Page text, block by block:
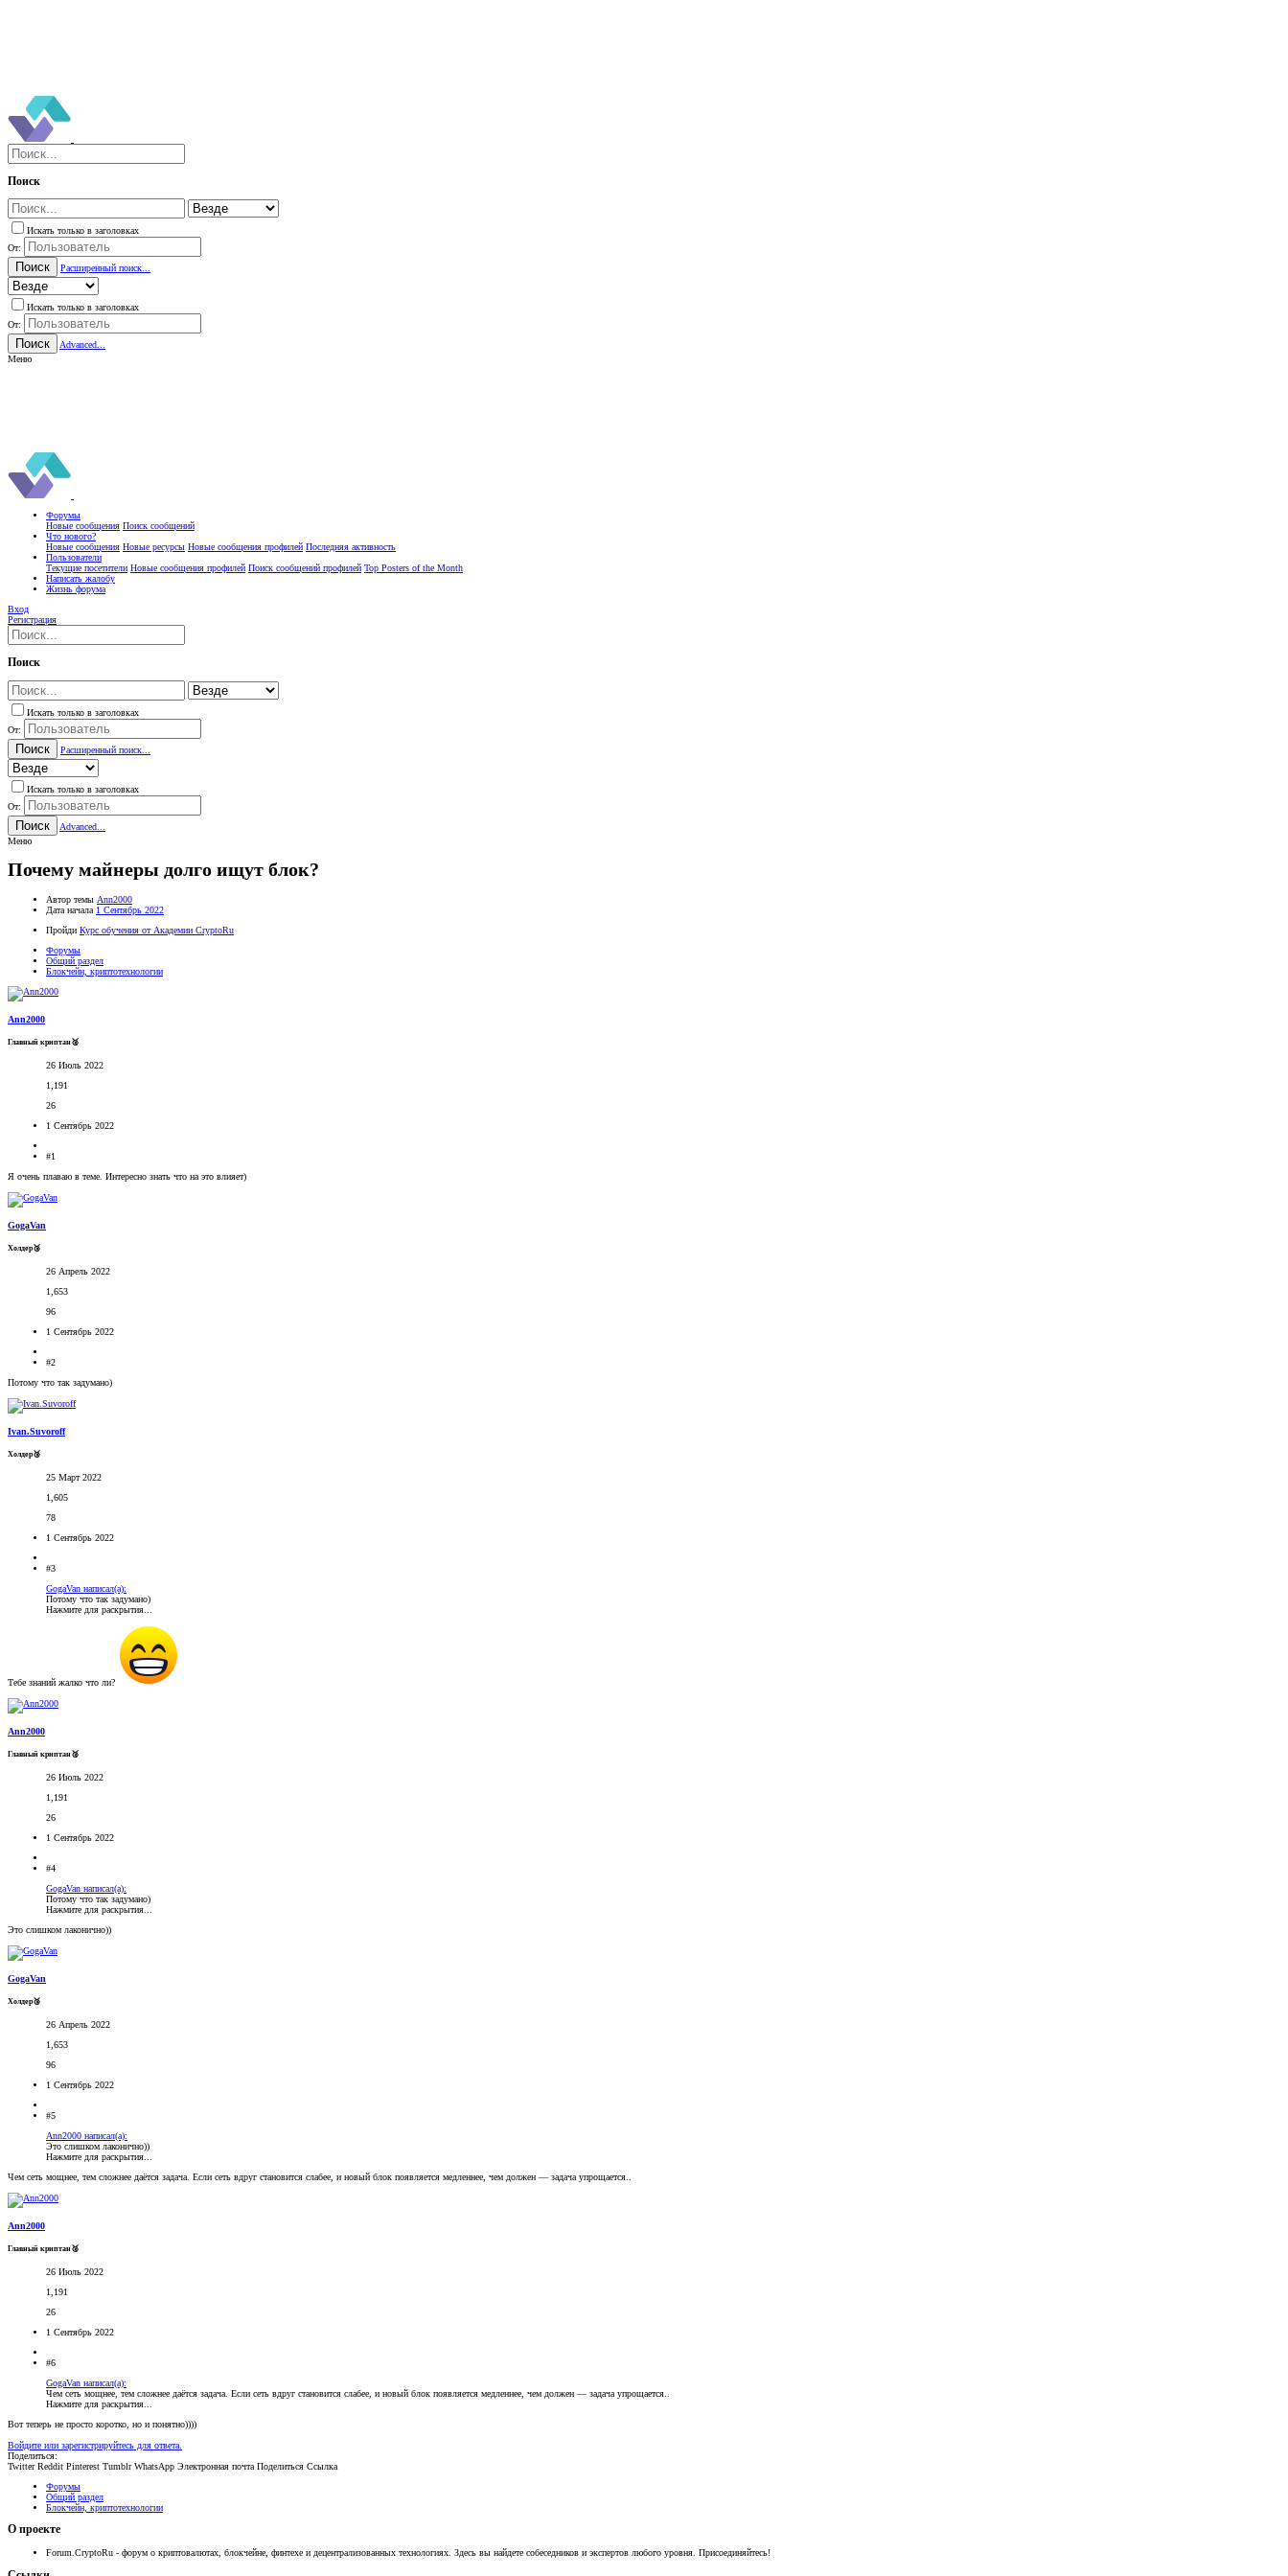
Поиск
Искать только в заголовках
От:
Поиск Расширенный поиск...
Искать только в заголовках
От:
Поиск
Advanced...
Меню
Форумы
Новые сообщения Поиск сообщений
Что нового?
Новые сообщения Новые ресурсы Новые сообщения профилей Последняя активность
Пользователи
Текущие посетители Новые сообщения профилей Поиск сообщений профилей Top Posters of the Month
Написать жалобу
Жизнь форума
Вход
Регистрация
Поиск
Искать только в заголовках
От:
Поиск Расширенный поиск...
Искать только в заголовках
От:
Поиск
Advanced...
Меню
Почему майнеры долго ищут блок?
Автор темы Ann2000
Дата начала 1 Сентябрь 2022
Пройди Курс обучения от Академии CryptoRu
Форумы
Общий раздел
Блокчейн, криптотехнологии
Ann2000
Главный криптан🥈
26 Июль 2022
1,191
26
1 Сентябрь 2022
#1
Я очень плаваю в теме. Интересно знать что на это влияет)
GogaVan
Холдер🥉
26 Апрель 2022
1,653
96
1 Сентябрь 2022
#2
Потому что так задумано)
Ivan.Suvoroff
Холдер🥉
25 Март 2022
1,605
78
1 Сентябрь 2022
#3
GogaVan написал(а):
Потому что так задумано)
Нажмите для раскрытия...
Тебе знаний жалко что ли?
Ann2000
Главный криптан🥈
26 Июль 2022
1,191
26
1 Сентябрь 2022
#4
GogaVan написал(а):
Потому что так задумано)
Нажмите для раскрытия...
Это слишком лаконично))
GogaVan
Холдер🥉
26 Апрель 2022
1,653
96
1 Сентябрь 2022
#5
Ann2000 написал(а):
Это слишком лаконично))
Нажмите для раскрытия...
Чем сеть мощнее, тем сложнее даётся задача. Если сеть вдруг становится слабее, и новый блок появляется медленнее, чем должен — задача упрощается..
Ann2000
Главный криптан🥈
26 Июль 2022
1,191
26
1 Сентябрь 2022
#6
GogaVan написал(а):
Чем сеть мощнее, тем сложнее даётся задача. Если сеть вдруг становится слабее, и новый блок появляется медленнее, чем должен — задача упрощается..
Нажмите для раскрытия...
Вот теперь не просто коротко, но и понятно))))
Войдите или зарегистрируйтесь для ответа.
Поделиться:
Twitter Reddit Pinterest Tumblr WhatsApp Электронная почта Поделиться Ссылка
Форумы
Общий раздел
Блокчейн, криптотехнологии
О проекте
Forum.CryptoRu - форум о криптовалютах, блокчейне, финтехе и децентрализованных технологиях. Здесь вы найдете собеседников и экспертов любого уровня. Присоединяйтесь!